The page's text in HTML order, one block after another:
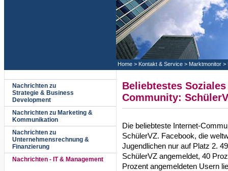
Home > Kontakt & Service > Marktmonitor >
Nachrichten zu
Strategie & Business
Development
Nachrichten zu Marketing &
Kommunikation
Nachrichten zu
Unternehmensrechnung &
Finanzierung
Nachrichten - IT & Management
Beliebtestes
Community:
Die beliebteste Internet-
SchülerVZ. Facebook, die
Jugendlichen nur auf Platz 2.
SchülerVZ angemeldet, 40
Prozent angemeldeten Usern